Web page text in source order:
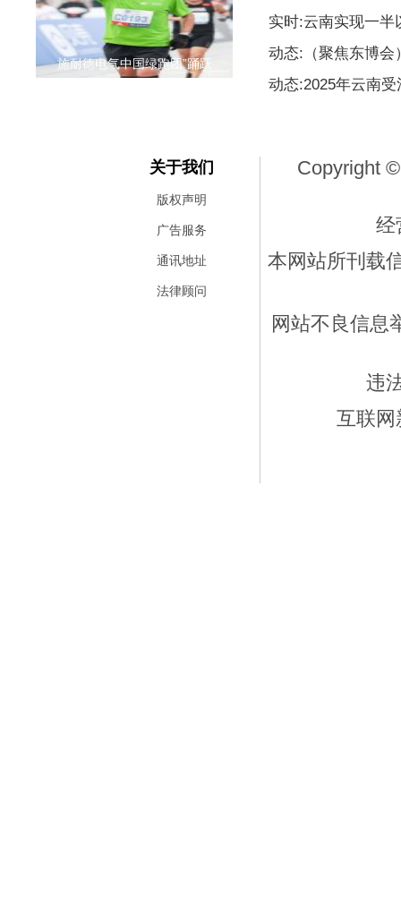
施耐德电气中国绿跑团”踊跃
实时:云南实现一半
动态:（聚焦东博会
动态:2025年云南
关于我们
版权声明
广告服务
通讯地址
法律顾问
Copyright
经
本网站所刊载
网站不良信息
违
互联网